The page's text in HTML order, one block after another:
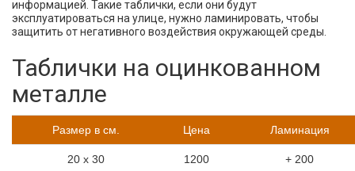
информацией. Такие таблички, если они будут
эксплуатироваться на улице, нужно ламинировать, чтобы
защитить от негативного воздействия окружающей среды.
Таблички на оцинкованном
металле
Размер в см. Цена Ламинация
20 х 30 1200 + 200